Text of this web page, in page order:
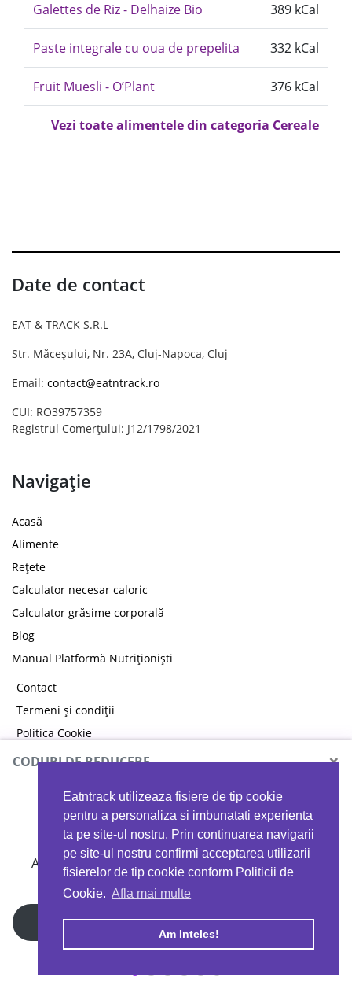
Eatntrack utilizeaza fisiere de tip cookie
pentru a personaliza si imbunatati experienta
ta pe site-ul nostru. Prin continuarea navigarii
pe site-ul nostru confirmi acceptarea utilizarii
fisierelor de tip cookie conform Politicii de
Cookie. Afla mai multe
Am Inteles!
Galettes de Riz - Delhaize Bio 389 kCal
Paste integrale cu oua de prepelita 332 kCal
Fruit Muesli - O’Plant 376 kCal
Vezi toate alimentele din categoria Cereale
Date de contact
EAT & TRACK S.R.L
Str. Măceșului, Nr. 23A, Cluj-Napoca, Cluj
Email: contact@eatntrack.ro
CUI: RO39757359
Registrul Comerțului: J12/1798/2021
Navigație
Acasă
Alimente
Rețete
Calculator necesar caloric
Calculator grăsime corporală
Blog
Manual Platformă Nutriționiști
Contact
Termeni și condiții
Politica Cookie
Politica de confidențialitate
Copyright © 2026 EAT & TRACK S.R.L
CODURI DE REDUCERE ×
MYPROTEIN
Ai 40%reducere la orice comandă folosind codul
EATTRACK
Profită acum